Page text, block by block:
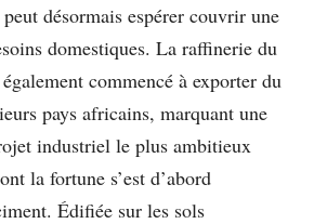
désormais espérer couvrir une
domestiques. La raffinerie du
commencé à exporter du
pays africains, marquant une
industriel le plus ambitieux
la fortune s’est d’abord
Édifiée sur les sols